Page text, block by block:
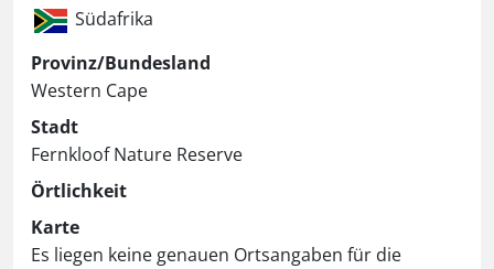
Südafrika
Provinz/Bundesland
Western Cape
Stadt
Fernkloof Nature Reserve
Örtlichkeit
Karte
Es liegen keine genauen Ortsangaben für die